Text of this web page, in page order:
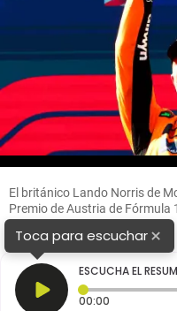
El británico Lando Norris de
Premio de Austria de Fórmula
TOMADA @F1
Toca para escuchar×
ESCUCHA EL
00:00 Tiempo